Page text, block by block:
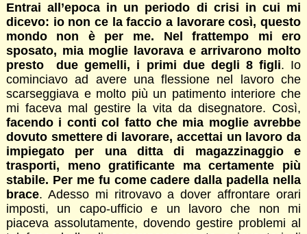
Entrai all’epoca in un periodo di crisi in cui mi
dicevo: io non ce la faccio a lavorare così, questo
mondo non è per me. Nel frattempo mi ero
sposato, mia moglie lavorava e arrivarono molto
presto due gemelli, i primi due degli 8 figli. Io
cominciavo ad avere una flessione nel lavoro che
scarseggiava e molto più un patimento interiore che
mi faceva mal gestire la vita da disegnatore. Così,
facendo i conti col fatto che mia moglie avrebbe
dovuto smettere di lavorare, accettai un lavoro da
impiegato per una ditta di magazzinaggio e
trasporti, meno gratificante ma certamente più
stabile. Per me fu come cadere dalla padella nella
brace. Adesso mi ritrovavo a dover affrontare orari
imposti, un capo-ufficio e un lavoro che non mi
piaceva assolutamente, dovendo gestire problemi al